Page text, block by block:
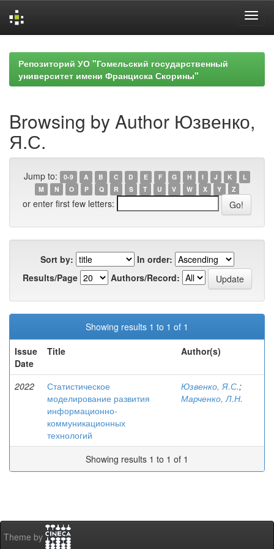
navigationРепозиторий УО "Гомельский государственный
университет имени Франциска Скорины"
Browsing by Author Юзвенко,
Я.С.
Jump to: 0-9 A B C D E F G H I J K
L
M
N O P Q R S T U V W X Y Z
or enter first few letters:
Sort by:
In order:
Results/Page
Authors/Record:
Showing results 1 to 1 of 1
Issue
Date
Title Author(s)
2022
Статистическое
моделирование развития
информационно-
коммуникационных
технологий
Юзвенко, Я.С.;
Марченко, Л.Н.
Showing results 1 to 1 of 1
Theme by